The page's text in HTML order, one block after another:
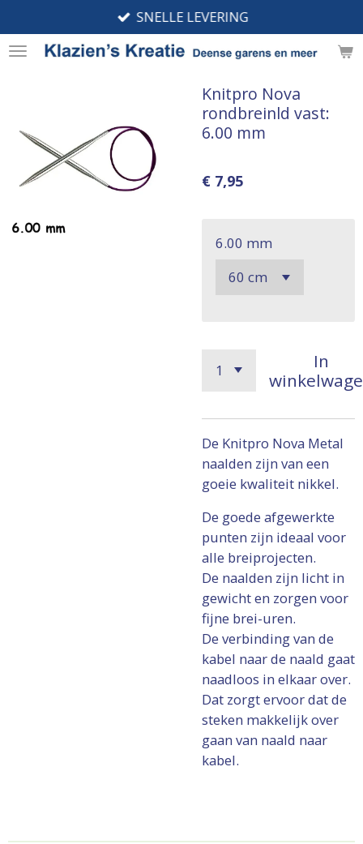
direct
naar
SNELLE LEVERING
Knitpro Nova
rondbreinld vast:
6.00 mm
€ 7,95
6.00 mm
In
De Knitpro Nova Metal
naalden zijn van een
goeie kwaliteit nikkel.
De goede afgewerkte
punten zijn ideaal voor
alle breiprojecten.
De naalden zijn licht in
gewicht en zorgen voor
fijne brei-uren.
De verbinding van de
kabel naar de naald gaat
naadloos in elkaar over.
Dat zorgt ervoor dat de
steken makkelijk over
gaan van naald naar
kabel.